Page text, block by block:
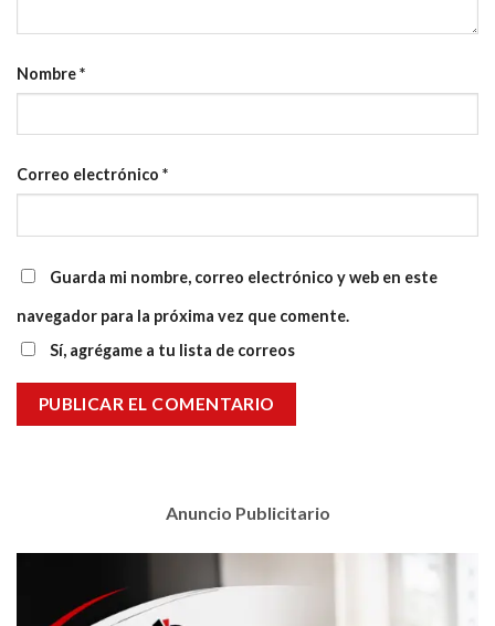
Nombre*
Correo electrónico *
Guarda mi nombre, correo electrónico y web en este
navegador para la próxima vez que comente.
Sí, agrégame a tu lista de correos
Anuncio Publicitario